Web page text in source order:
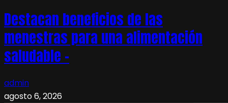
Destacan beneficios de las
menestras para una alimentación
saludable –
admin
agosto 6, 2026